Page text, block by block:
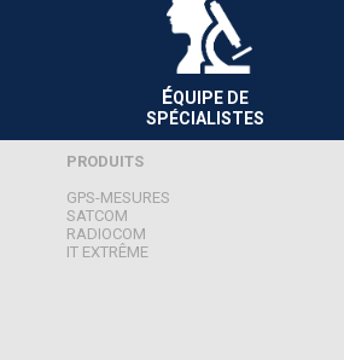
ÉQUIPE DE
SPÉCIALISTES
PRODUITS
GPS-MESURES
SATCOM
RADIOCOM
IT EXTRÊME